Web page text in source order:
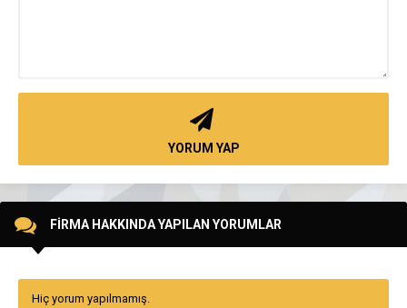
YORUM YAP
FİRMA HAKKINDA YAPILAN YORUMLAR
Hiç yorum yapılmamış.